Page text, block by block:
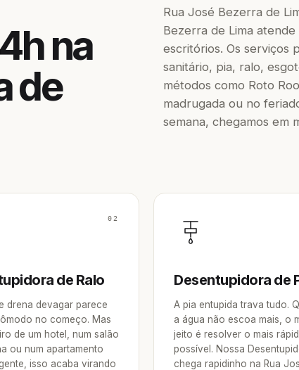
na
de
Rua José Bezerra de
Bezerra de Lima
escritórios. Os serviços
sanitário, pia, ralo,
métodos como Roto
madrugada ou no
semana, chegamos em
02
de Ralo
drena devagar parece
no começo. Mas
de um hotel, num salão
ou num apartamento
isso acaba virando
Desentupidora de
A pia entupida trava tudo.
a água não escoa mais, o
jeito é resolver o mais
possível. Nossa
chega rapidinho na Rua